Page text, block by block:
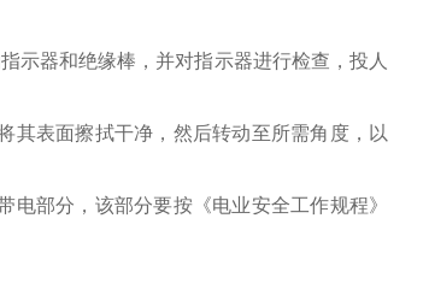
示器和绝缘棒，并对指示器进行检查，投人
其表面擦拭干净，然后转动至所需角度，以
部分，该部分要按《电业安全工作规程》